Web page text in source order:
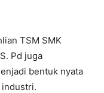
TSM SMK
Pd juga
bentuk nyata
industri.